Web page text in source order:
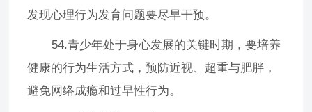
发现心理行为发育问题要尽早干预。
54.青少年处于身心发展的关键时期，要培养
健康的行为生活方式，预防近视、超重与肥胖，
避免网络成瘾和过早性行为。